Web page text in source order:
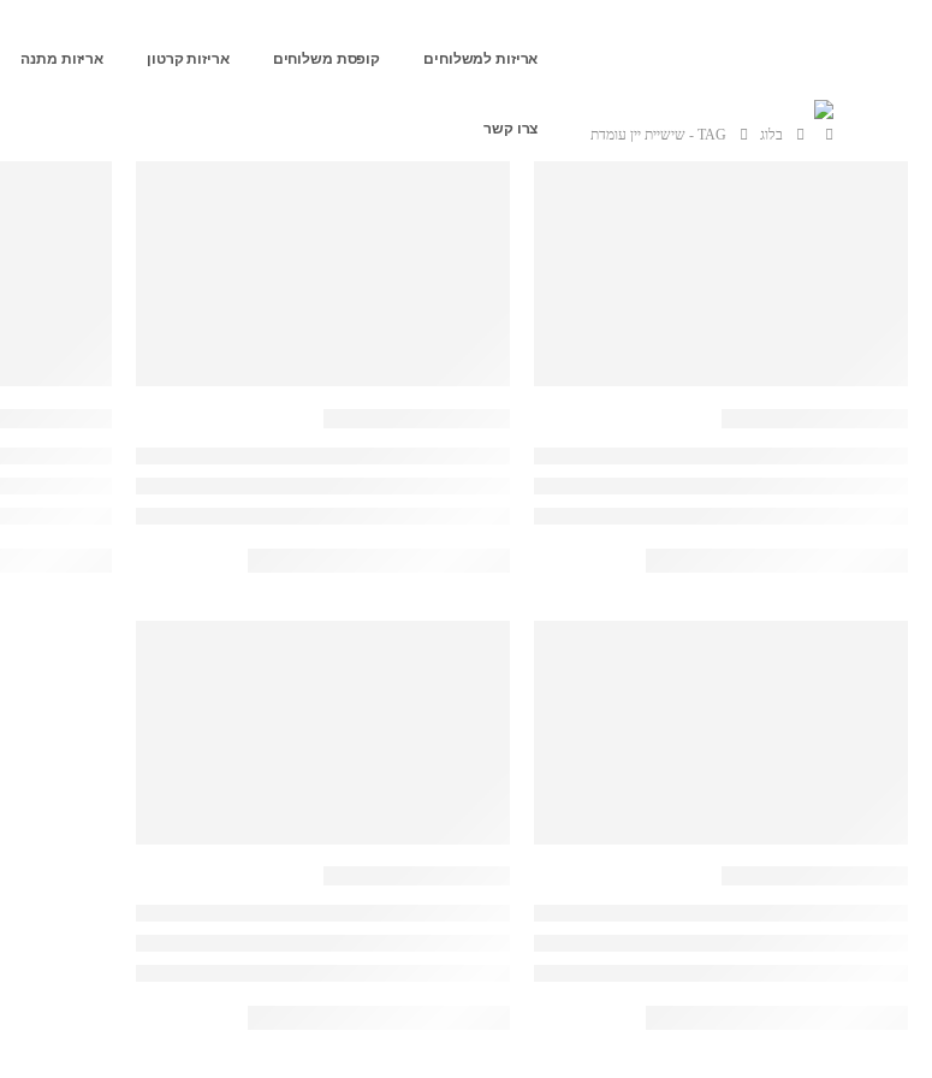
אריזות למשלוחים קופסת משלוחים אריזות קרטון אריזות מתנה
צרו קשר בלוג TAG - שישיית יין עומדת